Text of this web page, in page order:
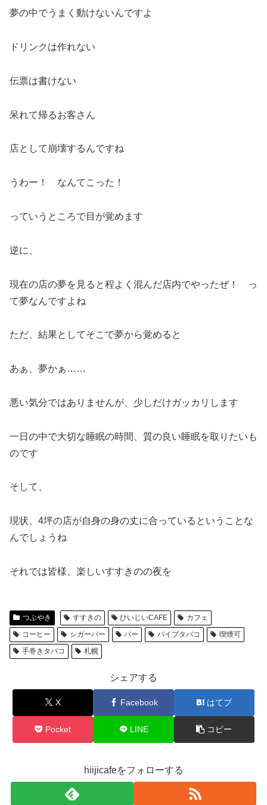
夢の中でうまく動けないんですよ
ドリンクは作れない
伝票は書けない
呆れて帰るお客さん
店として崩壊するんですね
うわー！ なんてこった！
っていうところで目が覚めます
逆に、
現在の店の夢を見ると程よく混んだ店内でやったぜ！ っ
て夢なんですよね
ただ、結果としてそこで夢から覚めると
あぁ、夢かぁ……
悪い気分ではありませんが、少しだけガッカリします
一日の中で大切な睡眠の時間、質の良い睡眠を取りたいも
のです
そして、
現状、4坪の店が自身の身の丈に合っているということな
んでしょうね
それでは皆様、楽しいすすきのの夜を
つぶやき すすきの ひいじいCAFE
カフェ
コーヒー
シガーバー バー パイプタバコ
喫煙可
手巻きタバコ
札幌
シェアする
X Facebook はてブ
Pocket LINE コピー
hiijicafeをフォローする